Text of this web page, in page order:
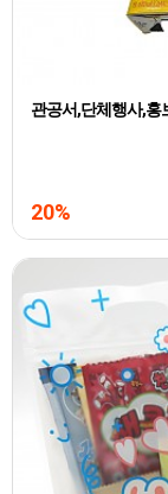
관공서,단체행사,홍
20%